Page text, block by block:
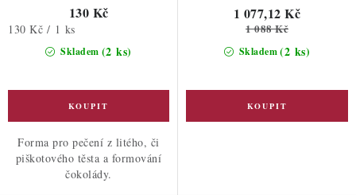
Skladem (2 ks)
130 Kč
Měrná
130 Kč / 1 ks
Forma pro pečení z litého, či
piškotového těsta a formování
čokolády.
Skladem(2 ks)
1 077,12 Kč
1 088 Kč